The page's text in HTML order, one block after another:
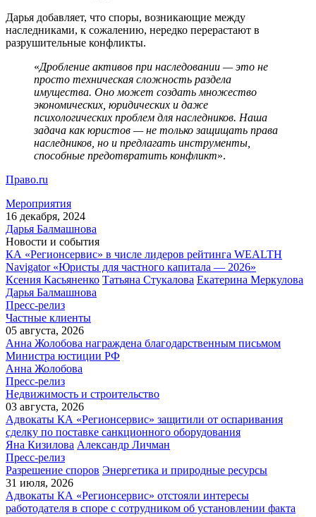
Дарья добавляет, что споры, возникающие между
наследниками, к сожалению, нередко перерастают в
разрушительные конфликты.
«Дробление активов при наследовании — это не
просто техническая сложность раздела
имущества. Оно может создать множество
экономических, юридических и даже
психологических проблем для наследников. Наша
задача как юристов — не только защищать права
наследников, но и предлагать инструменты,
способные предотвратить конфликт».
Право.ru
Мероприятия
16 декабря, 2024
Дарья Балмашнова
Новости и события
КА «Регионсервис» в числе лидеров рейтинга WEALTH
Navigator «Юристы для частного капитала — 2026»
Ксения Касьяненко Татьяна Стукалова Екатерина Меркулова
Дарья Балмашнова
Пресс-релиз
Частные клиенты
05 августа, 2026
Анна Жолобова награждена благодарственным письмом
Министра юстиции РФ
Анна Жолобова
Пресс-релиз
Недвижимость и строительство
03 августа, 2026
Адвокаты КА «Регионсервис» защитили от оспаривания
сделку по поставке санкционного оборудования
Яна Кизилова Александр Личман
Пресс-релиз
Разрешение споров Энергетика и природные ресурсы
31 июля, 2026
Адвокаты КА «Регионсервис» отстояли интересы
работодателя в споре с сотрудником об установлении факта